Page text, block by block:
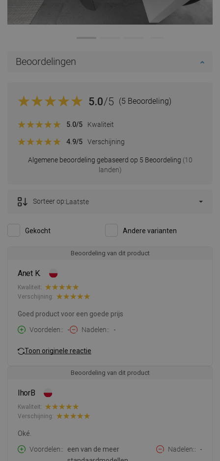
Beoordelingen
5.0/5 (5 Beoordeling)
Algemene beoordeling gebaseerd op 5 Beoordeling (10
landen)
5.0/5 Kwaliteit
4.9/5 Verschijning
Gekocht Andere varianten
Sorteer op:Laatste
Beoordeling van dit product
Anet K.
Kwaliteit:
Verschijning:
Goed product voor een goede prijs
Voordelen:
- Nadelen: -
Toon originele reactie
Beoordeling van dit product
IhorB
Kwaliteit:
Verschijning:
Oké.
Voordelen:
een van de meer
Nadelen: -